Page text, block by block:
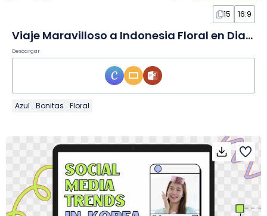
15 16:9
Viaje Maravilloso a Indonesia Floral en Diapositivas
Descargar
Azul Bonitas Floral